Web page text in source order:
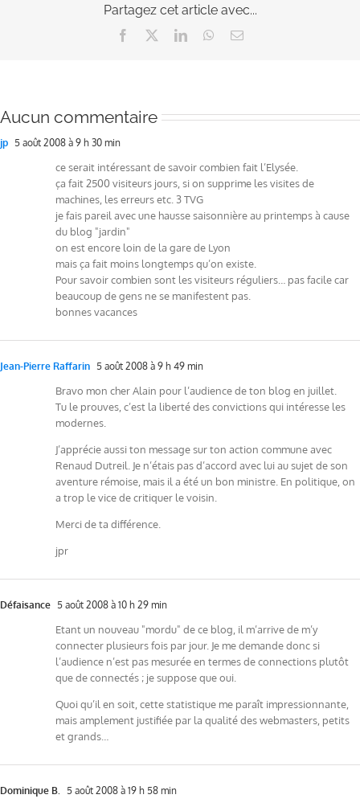
Partagez cet article avec...
Facebook LinkedInWhatsApp
Email
Aucun commentaire
jp 5 août 2008 à 9 h 30 min
ce serait intéressant de savoir combien fait l’Elysée.
ça fait 2500 visiteurs jours, si on supprime les visites de
machines, les erreurs etc. 3 TVG
je fais pareil avec une hausse saisonnière au printemps à cause
du blog "jardin"
on est encore loin de la gare de Lyon
mais ça fait moins longtemps qu’on existe.
Pour savoir combien sont les visiteurs réguliers… pas facile car
beaucoup de gens ne se manifestent pas.
bonnes vacances
Jean-Pierre Raffarin 5 août 2008 à 9 h 49 min
Bravo mon cher Alain pour l’audience de ton blog en juillet.
Tu le prouves, c’est la liberté des convictions qui intéresse les
modernes.
J’apprécie aussi ton message sur ton action commune avec
Renaud Dutreil. Je n’étais pas d’accord avec lui au sujet de son
aventure rémoise, mais il a été un bon ministre. En politique, on
a trop le vice de critiquer le voisin.
Merci de ta différence.
jpr
Défaisance 5 août 2008 à 10 h 29 min
Etant un nouveau "mordu" de ce blog, il m’arrive de m’y
connecter plusieurs fois par jour. Je me demande donc si
l’audience n’est pas mesurée en termes de connections plutôt
que de connectés ; je suppose que oui.
Quoi qu’il en soit, cette statistique me paraît impressionnante,
mais amplement justifiée par la qualité des webmasters, petits
et grands…
Dominique B. 5 août 2008 à 19 h 58 min